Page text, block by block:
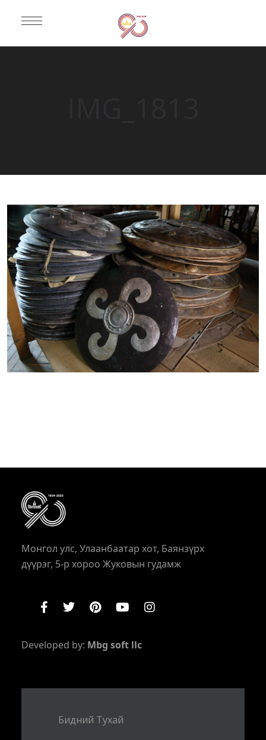
Монгол улс, Улаанбаатар хот, Баянзүрх
дүүрэг, 5-р хороо Жуковын гудамж
Developed by: Mbg soft llc
Бидний Тухай